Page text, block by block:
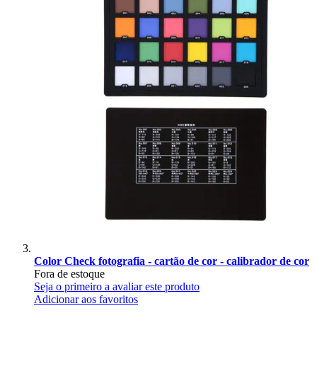
Color Check fotografia - cartão de cor - calibrador de cor
Fora de estoque
Seja o primeiro a avaliar este produto
Adicionar aos favoritos